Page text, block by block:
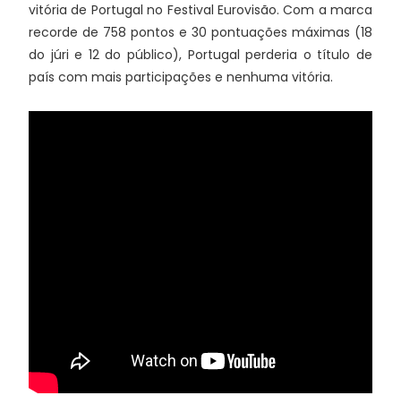
vitória de Portugal no Festival Eurovisão. Com a marca
recorde de 758 pontos e 30 pontuações máximas (18
do júri e 12 do público), Portugal perderia o título de
país com mais participações e nenhuma vitória.